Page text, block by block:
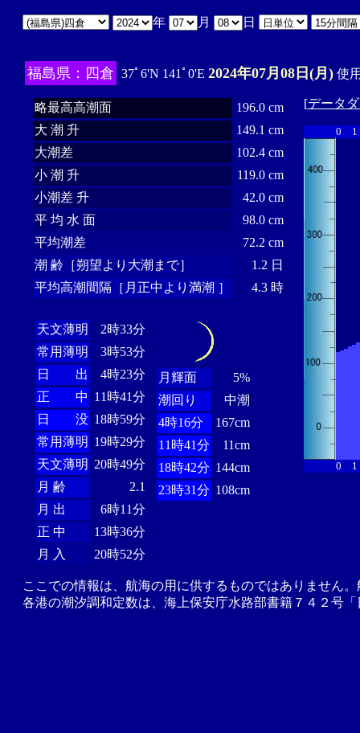
年 月 日
福島県：四倉 37ﾟ6'N 141ﾟ0'E 2024年07月08日(月)使
略最高高潮面
196.0 cm
大 潮 升
149.1 cm
大潮差
102.4 cm
小 潮 升
119.0 cm
小潮差 升
42.0 cm
平 均 水 面
98.0 cm
平均潮差
72.2 cm
潮 齢［朔望より大潮まで］
1.2 日
平均高潮間隔［月正中より満潮 ］
4.3 時
天文薄明
2時33分
常用薄明
3時53分
日 出
4時23分
正 中 11時41分
日 没 18時59分
常用薄明 19時29分
天文薄明 20時49分
月 齢
2.1
月 出
6時11分
正 中
13時36分
月 入
20時52分
月輝面
5%
潮回り
中潮
4時16分
167cm
11時41分
11cm
18時42分 144cm
23時31分 108cm
[データ
0 1
0 1
ここでの情報は、航海の用に供するものではありません
各港の潮汐調和定数は、海上保安庁水路部書籍７４２号